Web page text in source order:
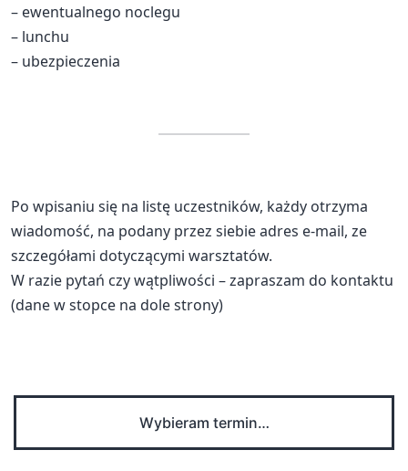
– ewentualnego noclegu
– lunchu
– ubezpieczenia
Po wpisaniu się na listę uczestników, każdy otrzyma
wiadomość, na podany przez siebie adres e-mail, ze
szczegółami dotyczącymi warsztatów.
W razie pytań czy wątpliwości – zapraszam do kontaktu
(dane w stopce na dole strony)
Wybieram termin…